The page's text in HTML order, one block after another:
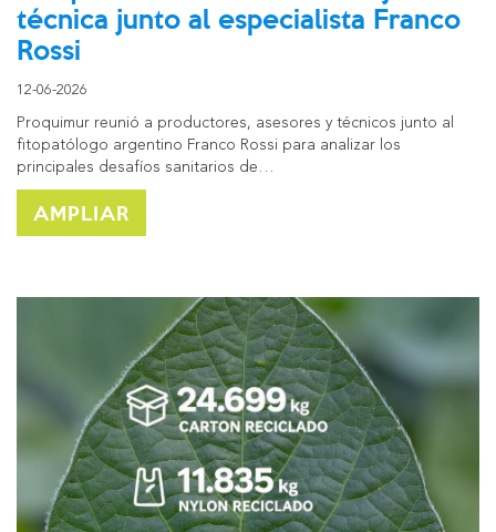
técnica junto al especialista Franco
Rossi
12-06-2026
Proquimur reunió a productores, asesores y técnicos junto al
fitopatólogo argentino Franco Rossi para analizar los
principales desafíos sanitarios de…
AMPLIAR